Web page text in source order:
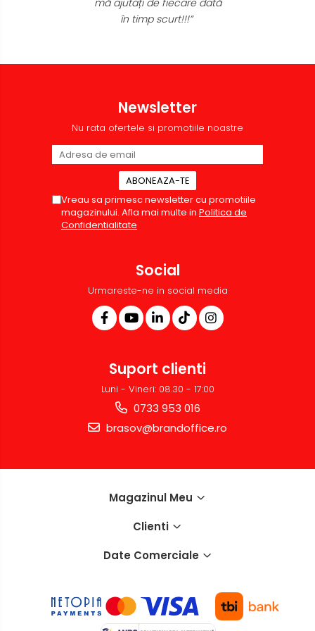
Electronice si accesorii tech
Gadgeturi mobile
Securitate digitala
Adaptoare de calatorie
Baterii si acumulatori
Cabluri si conectivitate
Incarcatoare cu fir si auto
Ceasuri smart - Smartwatch
Baterii externe - Powerbanks
Accesorii localizare (FindMy)
Standuri PC si suporturi
Suporturi si huse telefoane &
Tehnica si mobilier pentru birou
Folii laminare
Accesorii mobilier
în timp scurt!!!”
Newsletter
Nu rata ofertele si promotiile noastre
Vreau sa primesc newsletter cu promotiile
magazinului. Afla mai multe in Politica de
Confidentialitate
Social
Urmareste-ne in social media
Suport clienti
Luni - Vineri: 08.30 - 17:00
0733 953 016
brasov@brandoffice.ro
Magazinul Meu
Clienti
Date Comerciale